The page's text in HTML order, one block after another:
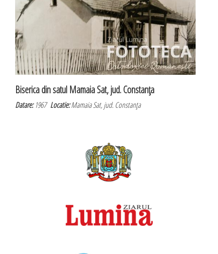
Biserica din satul Mamaia Sat, jud. Constanţa
Datare:1967Locatie:Mamaia Sat, jud. Constanţa